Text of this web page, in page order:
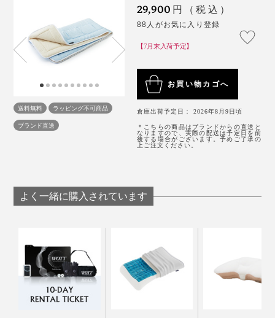
一般的な「体圧分散」の敷きパッドは、側地に合成繊維
を使用しているものがほとんど。そもそもウレタン素材
の場合は洗えないし、洗える素材でも肌ざわりは優先さ
れていないため、自分で好みのシーツなどを重ねるしか
ありませんでした。
もうひとつのポイントが軽さ。短時間の脱水でも大部分
す。
※タンブラー乾燥不可
「洗濯可」の表示があっても、重かったり乾きにくかっ
たりすると、次第に使わなくなることがありますが、
『すばらしきしんぐ™』ならずっとラクに使い続けられ
ます。
柔らかめのベッドの場合、体が沈み込んで包まれる感じ
があり、寝返りを打つためには、「かかと」に力を入れ
てヨッコイショと体を返す感じ。寝返りのたびにどこか
を踏ん張らないとダメなことが分かりました。
『すばらしきしんぐ™』の場合は、特に腰回りが下から
支えられている感じ。「かかと」に力を入れなくても、
くるっと回るように自然に寝返りが打てます。
試しに、四つ折りにして、その上でジャンプしてみたと
ころ、トランポリン並みに弾む。本来の使い方ではない
のでおすすめはしませんが、想像以上の弾力性の高さに
感動。こんなに薄いのにすごい！
筋力の弱った高齢の両親にもすすめたいです。
送料無料
ラッピング不可商品
ブランド直送
29,900 円（税込）
88人がお気に入り登録
【7月末入荷予定】
お買い物カゴへ
倉庫出荷予定日： 2026年8月9日頃
＊こちらの商品はブランドからの直送と
なりますので、実際の配送は予定日を前
後する場合がございます。予めご了承の
上ご注文ください。
よく一緒に購入されています